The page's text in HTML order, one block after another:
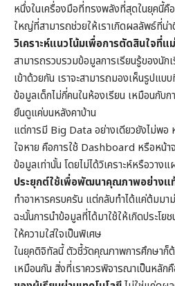
หนึ่งในเครื่องมือที่ทรงพลังที่สุดในยุคนี้
ใหญ่ที่สามารถช่วยให้เราเกิดผลลัพธ์ที่น่
วิเคราะห์แนวโน้มเพื่อการตัดสินใจที่แ
สามารถรวบรวมข้อมูลการเรียนรู้ของนั
เข้าด้วยกัน เราจะสามารถมองเห็นรูปแบ
ข้อมูลเด็กไม่กี่คนในห้องเรียน เหมือนกับ
ยืนดูแค่บนหลังคาบ้าน
แต่การมี Big Data อย่างเดียวยังไม่พอ
ใจหาย คือการใช้ Dashboard หรือหน้า
ข้อมูลเท่านั้น โดยไม่ได้วิเคราะห์หรือวาง
ประยุกต์ใช้เพื่อพัฒนาคุณภาพอย่างแ
ทำอาหารครบครัน แต่กลับทำได้แค่ต้มมา
ฉะนั้นการนำข้อมูลที่ได้มาใช้ให้เกิดประโ
ให้ความใส่ใจเป็นพิเศษ
ในยุคดิจิทัลนี้ ตัวชี้วัดคุณภาพการศึกษาก็
เหมือนกัน สิ่งที่เราควรพิจารณาเป็นหลัก